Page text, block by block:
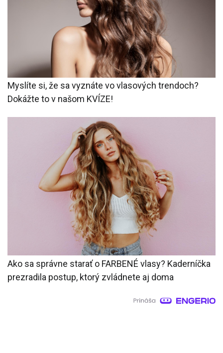
Myslíte si, že sa vyznáte vo vlasových trendoch?
Dokážte to v našom KVÍZE!
Ako sa správne starať o FARBENÉ vlasy? Kaderníčka
prezradila postup, ktorý zvládnete aj doma